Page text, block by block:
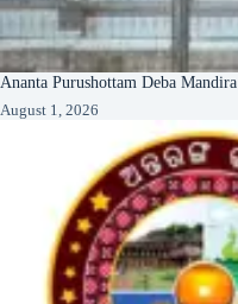
Ananta Purushottam Deba Mandira
August 1, 2026